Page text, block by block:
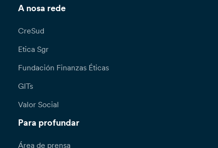
A nosa rede
CreSud
Etica Sgr
Fundación Finanzas Éticas
GITs
Valor Social
Para profundar
Área de prensa